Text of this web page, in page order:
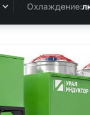
Охлаждение: